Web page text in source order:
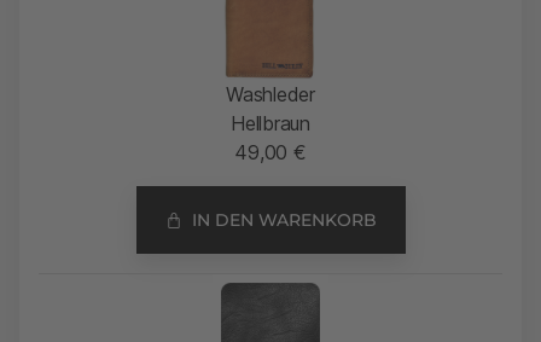
Washleder
Hellbraun
49,00 €
IN DEN WARENKORB